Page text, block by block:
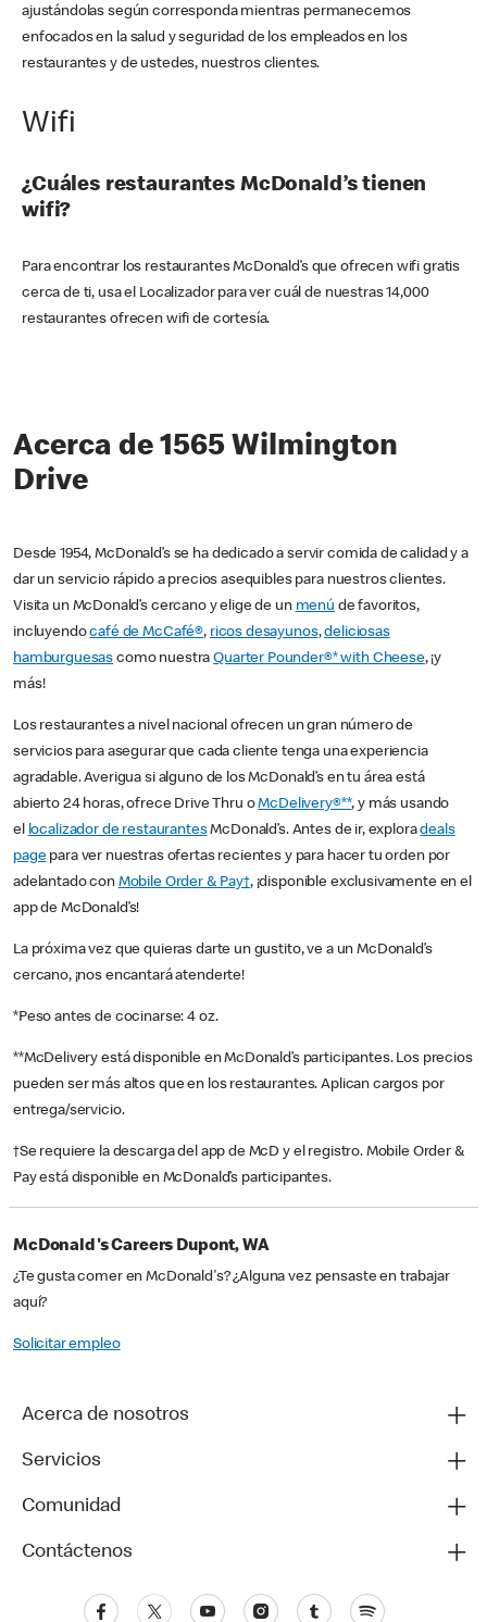
ajustándolas según corresponda mientras permanecemos
enfocados en la salud y seguridad de los empleados en los
restaurantes y de ustedes, nuestros clientes.
Wifi
¿Cuáles restaurantes McDonald’s tienen
wifi?
Para encontrar los restaurantes McDonald’s que ofrecen wifi gratis
cerca de ti, usa el Localizador para ver cuál de nuestras 14,000
restaurantes ofrecen wifi de cortesía.
Acerca de 1565 Wilmington
Drive
Desde 1954, McDonald’s se ha dedicado a servir comida de calidad y a
dar un servicio rápido a precios asequibles para nuestros clientes.
Visita un McDonald’s cercano y elige de un menú de favoritos,
incluyendocafé de McCafé®, ricos desayunos,deliciosas
hamburguesas como nuestraQuarter Pounder®* with Cheese, ¡y
más!
Los restaurantes a nivel nacional ofrecen un gran número de
servicios para asegurar que cada cliente tenga una experiencia
agradable. Averigua si alguno de los McDonald’s en tu área está
abierto 24 horas, ofrece Drive Thru oMcDelivery®**, y más usando
el localizador de restaurantesMcDonald’s. Antes de ir, exploradeals
pagepara ver nuestras ofertas recientes y para hacer tu orden por
adelantado con Mobile Order & Pay†, ¡disponible exclusivamente en el
app de McDonald’s!
La próxima vez que quieras darte un gustito, ve a un McDonald’s
cercano, ¡nos encantará atenderte!
*Peso antes de cocinarse: 4 oz.
**McDelivery está disponible en McDonald’s participantes. Los precios
pueden ser más altos que en los restaurantes. Aplican cargos por
entrega/servicio.
†Se requiere la descarga del app de McD y el registro. Mobile Order &
Pay está disponible en McDonald’s participantes.
McDonald's Careers Dupont, WA
¿Te gusta comer en McDonald's? ¿Alguna vez pensaste en trabajar
aquí?
Solicitar empleo
Acerca de nosotros
Servicios
Comunidad
Contáctenos